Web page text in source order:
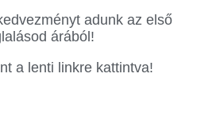
adunk az első
árából!
a lenti linkre kattintva!